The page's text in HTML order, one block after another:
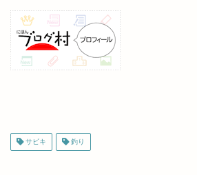
サビキ 釣り